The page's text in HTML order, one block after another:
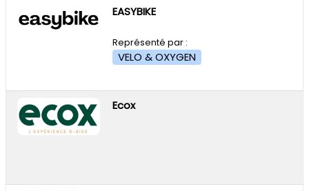
EASYBIKE
Représenté par :
VELO & OXYGEN
Ecox